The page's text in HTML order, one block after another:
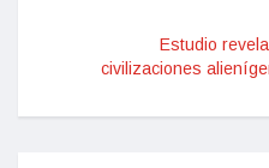
Estudio
civilizaciones